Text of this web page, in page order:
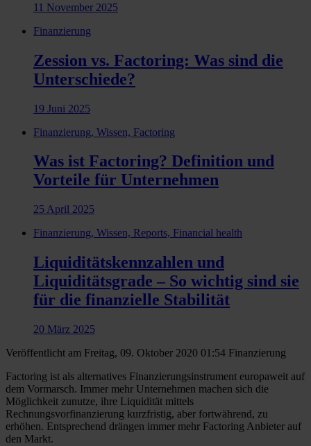
11 November 2025
Finanzierung
Zession vs. Factoring: Was sind die
Unterschiede?
19 Juni 2025
Finanzierung, Wissen, Factoring
Was ist Factoring? Definition und
Vorteile für Unternehmen
25 April 2025
Finanzierung, Wissen, Reports, Financial health
Liquiditätskennzahlen und
Liquiditätsgrade – So wichtig sind sie
für die finanzielle Stabilität
20 März 2025
Veröffentlicht am Freitag, 09. Oktober 2020 01:54 Finanzierung
Factoring ist als alternatives Finanzierungsinstrument europaweit auf
dem Vormarsch. Immer mehr Unternehmen machen sich die
Möglichkeit zunutze, ihre Liquidität mittels
Rechnungsvorfinanzierung kurzfristig, aber fortwährend, zu
erhöhen. Entsprechend drängen immer mehr Factoring Anbieter auf
den Markt.